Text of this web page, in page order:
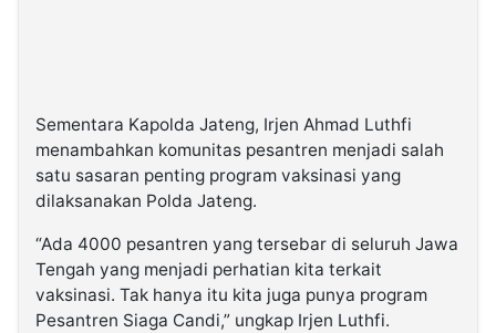
Sementara Kapolda Jateng, Irjen Ahmad Luthfi
menambahkan komunitas pesantren menjadi salah
satu sasaran penting program vaksinasi yang
dilaksanakan Polda Jateng.
“Ada 4000 pesantren yang tersebar di seluruh Jawa
Tengah yang menjadi perhatian kita terkait
vaksinasi. Tak hanya itu kita juga punya program
Pesantren Siaga Candi,” ungkap Irjen Luthfi.